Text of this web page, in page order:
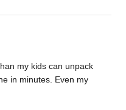
my kids can unpack
in minutes. Even my